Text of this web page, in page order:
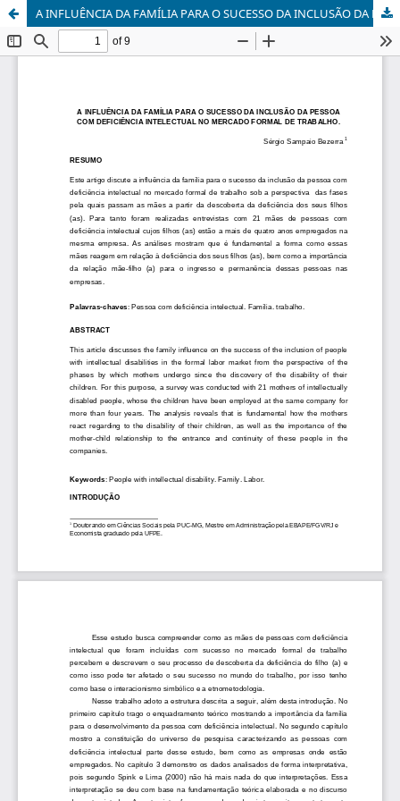
A INFLUÊNCIA DA FAMÍLIA PARA O SUCESSO DA INCLUSÃO DA PESSOA COM DEFICIÊNCIA INTELECTUAL NO MERCADO FORMAL DE TRABALHO.